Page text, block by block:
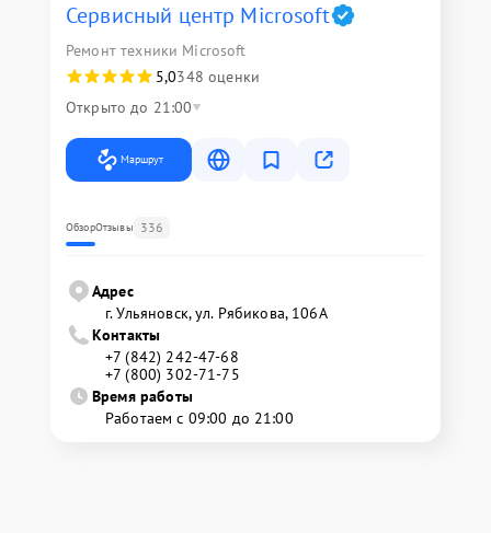
Сервисный центр Microsoft
Ремонт техники Microsoft
5,0348 оценки
Открыто до 21:00
Маршрут
ОбзорОтзывы 336
Адрес
г. Ульяновск, ул. Рябикова, 106А
Контакты
+7 (842) 242-47-68
+7 (800) 302-71-75
Время работы
Работаем с 09:00 до 21:00